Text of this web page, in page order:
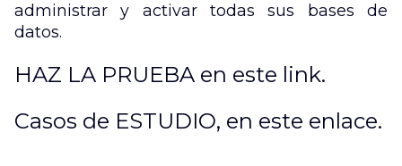
administrar y activar todas sus bases de
datos.
HAZ LA PRUEBA en este link.
Casos de ESTUDIO, en este enlace.